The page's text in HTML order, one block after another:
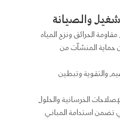
والصيانة
الحرائق ونزح المياه
المنشآت من
والتقوية وتبطين
الخرسانية والحلول
تضمن استدامة المباني